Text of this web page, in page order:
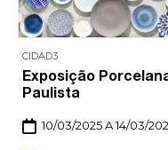
CIDAD3
Exposição
Paulista
10/03/2025 A 14/03/